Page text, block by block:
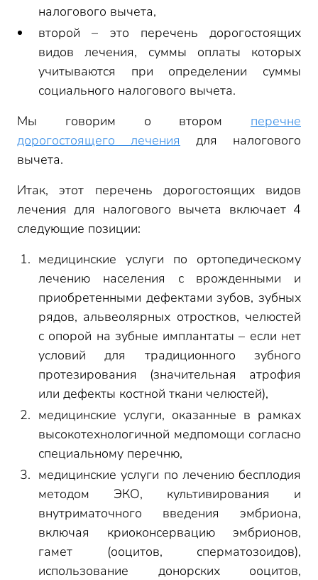
налогового вычета,
второй – это перечень дорогостоящих
видов лечения, суммы оплаты которых
учитываются при определении суммы
социального налогового вычета.
Мы говорим о втором перечне
дорогостоящего лечения для налогового
вычета.
Итак, этот перечень дорогостоящих видов
лечения для налогового вычета включает 4
следующие позиции:
медицинские услуги по ортопедическому
лечению населения с врожденными и
приобретенными дефектами зубов, зубных
рядов, альвеолярных отростков, челюстей
с опорой на зубные имплантаты – если нет
условий для традиционного зубного
протезирования (значительная атрофия
или дефекты костной ткани челюстей),
медицинские услуги, оказанные в рамках
высокотехнологичной медпомощи согласно
специальному перечню,
медицинские услуги по лечению бесплодия
методом ЭКО, культивирования и
внутриматочного введения эмбриона,
включая криоконсервацию эмбрионов,
гамет (ооцитов, сперматозоидов),
использование донорских ооцитов,